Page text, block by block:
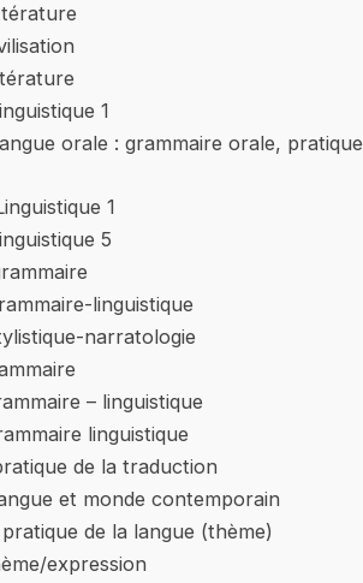
1
orale : grammaire orale, pratique
1
5
linguistique
narratologie
– linguistique
linguistique
de la traduction
et monde contemporain
pratique de la langue (thème)
expression